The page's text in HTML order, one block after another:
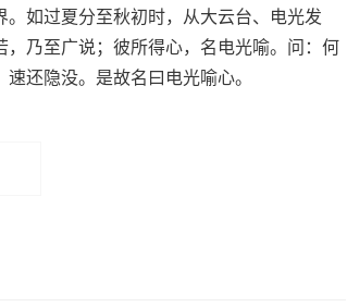
如过夏分至秋初时，从大云台、电光发
乃至广说；彼所得心，名电光喻。问：何
还隐没。是故名曰电光喻心。